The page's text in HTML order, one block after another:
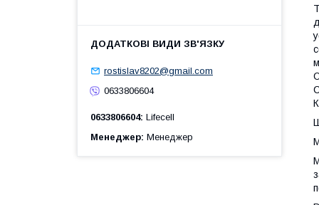
rostislav8202@gmail.com
0633806604
0633806604 Lifecell
Менеджер Менеджер